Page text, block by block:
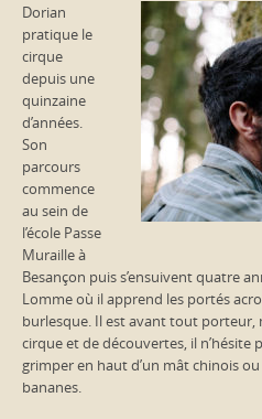
Dorian
pratique le
cirque
depuis une
quinzaine
d’années.
Son
parcours
commence
au sein de
l’école Passe
Muraille à
Besançon puis s’ensuivent quatre
Lomme où il apprend les portés
burlesque. Il est avant tout porteur,
cirque et de découvertes, il n’hésite
grimper en haut d’un mât chinois
bananes.